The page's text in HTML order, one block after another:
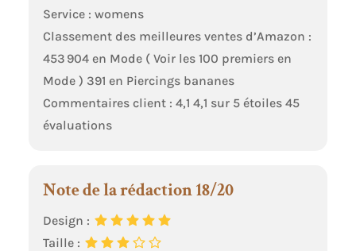
Service : womens
Classement des meilleures ventes d’Amazon :
453 904 en Mode ( Voir les 100 premiers en
Mode ) 391 en Piercings bananes
Commentaires client : 4,1 4,1 sur 5 étoiles 45
évaluations
Note de la rédaction 18/20
Design :
Taille :